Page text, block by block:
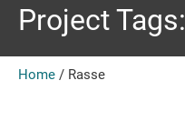
Project Tags:
Home / Rasse